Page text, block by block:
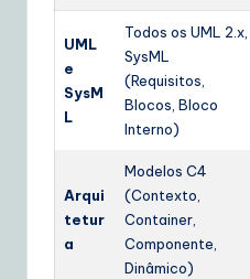
UML
e
SysM
L
Todos os UML 2.x,
SysML
(Requisitos,
Blocos, Bloco
Interno)
Arqui
tetur
a
Modelos C4
(Contexto,
Container,
Componente,
Dinâmico)